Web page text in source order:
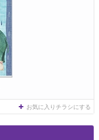
お気に入りチラシにする